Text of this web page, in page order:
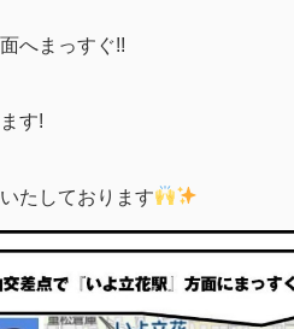
へまっすぐ!!
す!
たしております